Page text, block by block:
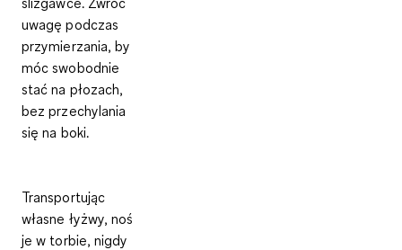
uwagę podczas
przymierzania, by
móc swobodnie
stać na płozach,
bez przechylania
się na boki.
Transportując
własne łyżwy, noś
je w torbie, nigdy